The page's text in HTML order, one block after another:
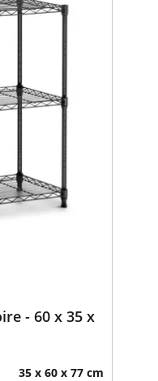
- 60 x 35 x
35 x 60 x 77 cm